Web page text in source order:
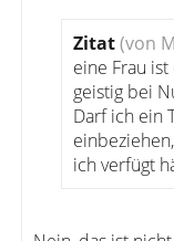
Zitat(von
eine Frau
geistig bei
Darf ich ein
ich verfügt